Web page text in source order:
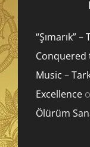
“Şımarık”
Conquered
Music –
Excellence
Ölürüm